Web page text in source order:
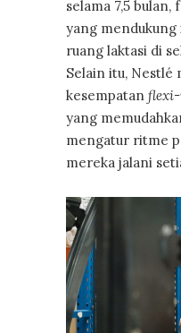
selama 7,5
yang mendukung
ruang laktasi di
Selain itu, Nestlé
kesempatan
yang
mengatur ritme
mereka jalani